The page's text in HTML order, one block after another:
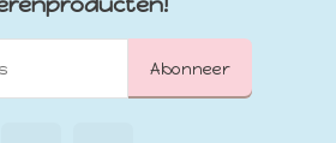
Abonneer